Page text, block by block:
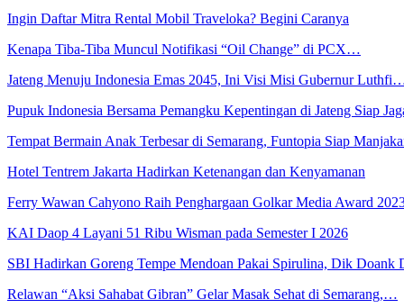
Ingin Daftar Mitra Rental Mobil Traveloka? Begini Caranya
Kenapa Tiba-Tiba Muncul Notifikasi “Oil Change” di PCX…
Jateng Menuju Indonesia Emas 2045, Ini Visi Misi Gubernur
Pupuk Indonesia Bersama Pemangku Kepentingan di Jateng Siap
Tempat Bermain Anak Terbesar di Semarang, Funtopia Siap
Hotel Tentrem Jakarta Hadirkan Ketenangan dan Kenyamanan
Ferry Wawan Cahyono Raih Penghargaan Golkar Media Award
KAI Daop 4 Layani 51 Ribu Wisman pada Semester I 2026
SBI Hadirkan Goreng Tempe Mendoan Pakai Spirulina, Dik Doank
Relawan “Aksi Sahabat Gibran” Gelar Masak Sehat di Semarang,…